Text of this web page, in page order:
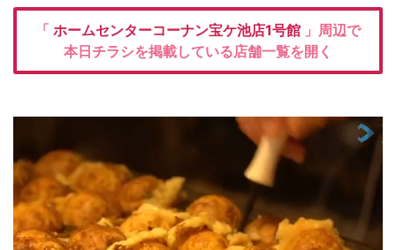
「 ホームセンターコーナン宝ケ池店1号館 」周辺で
本日チラシを掲載している店舗一覧を開く